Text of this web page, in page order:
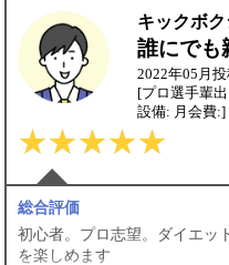
キックボ
誰にでも
2022年05月
[プロ選手輩
設備: 月会費:]
総合評価
初心者。プロ志望。ダイエッ
を楽しめます